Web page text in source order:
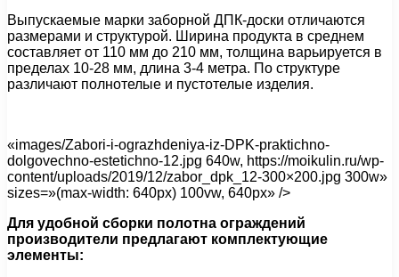
Выпускаемые марки заборной ДПК-доски отличаются
размерами и структурой. Ширина продукта в среднем
составляет от 110 мм до 210 мм, толщина варьируется в
пределах 10-28 мм, длина 3-4 метра. По структуре
различают полнотелые и пустотелые изделия.
«images/Zabori-i-ograzhdeniya-iz-DPK-praktichno-
dolgovechno-estetichno-12.jpg 640w, https://moikulin.ru/wp-
content/uploads/2019/12/zabor_dpk_12-300×200.jpg 300w»
sizes=»(max-width: 640px) 100vw, 640px» />
Для удобной сборки полотна ограждений
производители предлагают комплектующие
элементы: